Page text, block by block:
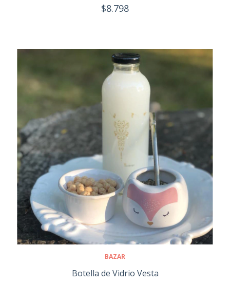
$8.798
BAZAR
Botella de Vidrio Vesta